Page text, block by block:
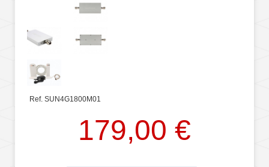
Ref. SUN4G1800M01
179,00 €